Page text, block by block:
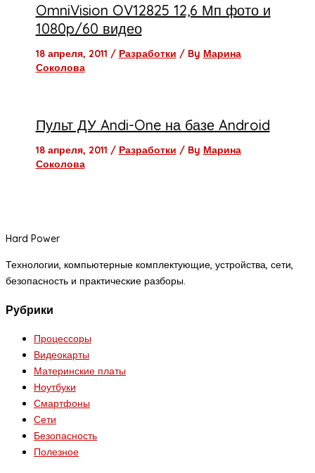
OmniVision OV12825 12,6 Мп фото и
1080p/60 видео
18 апреля, 2011 / Разработки / By Марина
Соколова
Пульт ДУ Andi-One на базе Android
18 апреля, 2011 / Разработки / By Марина
Соколова
Hard Power
Технологии, компьютерные комплектующие, устройства, сети,
безопасность и практические разборы.
Рубрики
Процессоры
Видеокарты
Материнские платы
Ноутбуки
Смартфоны
Сети
Безопасность
Полезное